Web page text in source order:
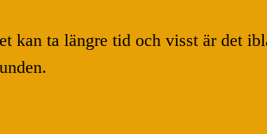
ta längre tid och visst är det